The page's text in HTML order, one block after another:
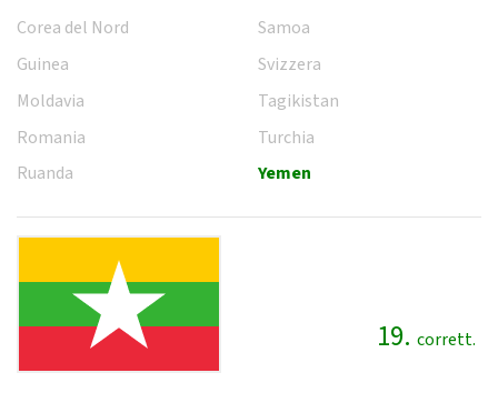
Corea del Nord
Guinea
Moldavia
Romania
Ruanda
Samoa
Svizzera
Tagikistan
Turchia
Yemen
19. corrett.